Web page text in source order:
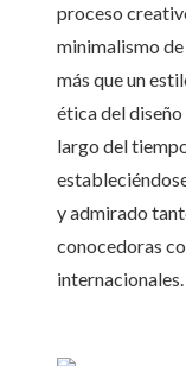
proceso
minimalismo
más que un
ética del
largo del
y admirado
conocedoras
internacionales.